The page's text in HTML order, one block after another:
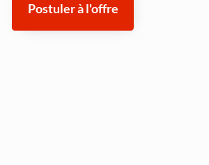
Docker et Kubernetes
Postuler à l'offre